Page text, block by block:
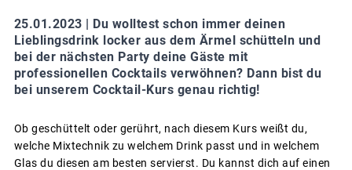
25.01.2023 | Du wolltest schon immer deinen
Lieblingsdrink locker aus dem Ärmel schütteln und
bei der nächsten Party deine Gäste mit
professionellen Cocktails verwöhnen? Dann bist du
bei unserem Cocktail-Kurs genau richtig!
Ob geschüttelt oder gerührt, nach diesem Kurs weißt du,
welche Mixtechnik zu welchem Drink passt und in welchem
Glas du diesen am besten servierst. Du kannst dich auf einen